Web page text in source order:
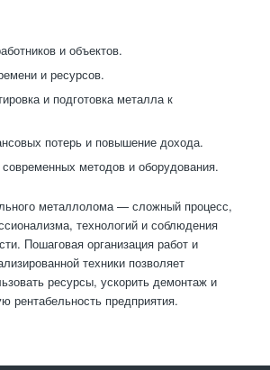
и объектов.
и ресурсов.
и подготовка металла к
потерь и повышение дохода.
методов и оборудования.
металлолома — сложный процесс,
технологий и соблюдения
Пошаговая организация работ и
техники позволяет
ресурсы, ускорить демонтаж и
рентабельность предприятия.